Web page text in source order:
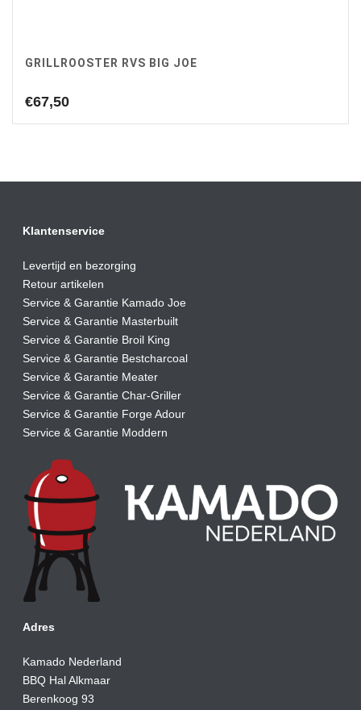
GRILLROOSTER RVS BIG JOE
€67,50
Klantenservice
Levertijd en bezorging
Retour artikelen
Service & Garantie Kamado Joe
Service & Garantie Masterbuilt
Service & Garantie Broil King
Service & Garantie Bestcharcoal
Service & Garantie Meater
Service & Garantie Char-Griller
Service & Garantie Forge Adour
Service & Garantie Moddern
Adres
Kamado Nederland
BBQ Hal Alkmaar
Berenkoog 93